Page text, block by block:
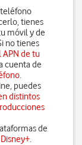
teléfono
tienes
móvil y de
no tienes
de tu
cuenta de
.
puedes
distintos
de
Disney+.